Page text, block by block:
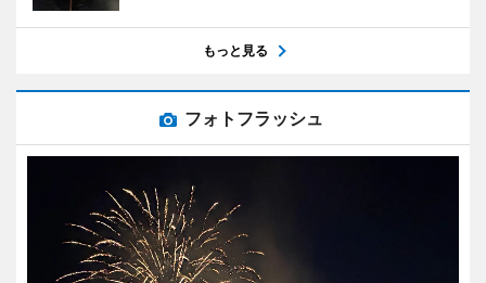
もっと見る
フォトフラッシュ